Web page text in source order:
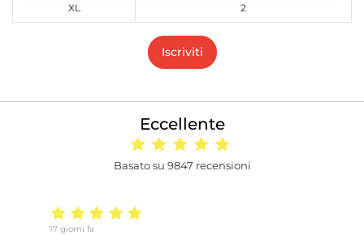
XL 2
Iscriviti
Eccellente
Basato su 9847 recensioni
17 giorni fa